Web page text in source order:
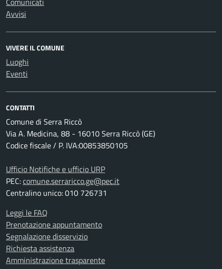
Avvisi
VIVERE IL COMUNE
Luoghi
Eventi
CONTATTI
Comune di Serra Riccò
Via A. Medicina, 88 - 16010 Serra Riccò (GE)
Codice fiscale / P. IVA:00853850105
Ufficio Notifiche e ufficio URP
PEC:comune.serraricco.ge@pec.it
Centralino unico: 010 726731
Leggi le FAQ
Prenotazione appuntamento
Segnalazione disservizio
Richiesta assistenza
Amministrazione trasparente